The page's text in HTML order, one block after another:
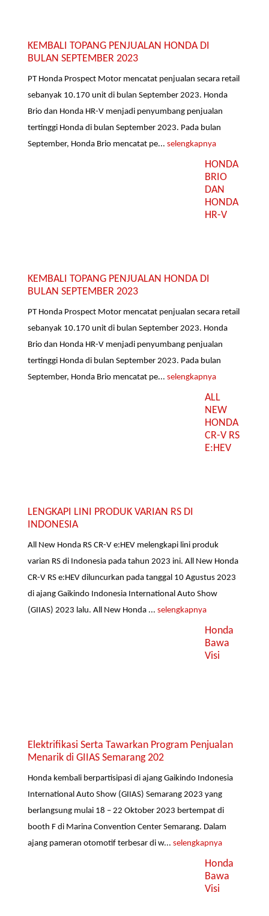
KEMBALI TOPANG PENJUALAN HONDA DI
BULAN SEPTEMBER 2023
PT Honda Prospect Motor mencatat penjualan secara retail
sebanyak 10.170 unit di bulan September 2023. Honda
Brio dan Honda HR-V menjadi penyumbang penjualan
tertinggi Honda di bulan September 2023. Pada bulan
September, Honda Brio mencatat pe...selengkapnya
HONDA
BRIO
DAN
HONDA
HR-V
KEMBALI TOPANG PENJUALAN HONDA DI
BULAN SEPTEMBER 2023
PT Honda Prospect Motor mencatat penjualan secara retail
sebanyak 10.170 unit di bulan September 2023. Honda
Brio dan Honda HR-V menjadi penyumbang penjualan
tertinggi Honda di bulan September 2023. Pada bulan
September, Honda Brio mencatat pe...selengkapnya
ALL
NEW
HONDA
CR-V RS
E:HEV
LENGKAPI LINI PRODUK VARIAN RS DI
INDONESIA
All New Honda RS CR-V e:HEV melengkapi lini produk
varian RS di Indonesia pada tahun 2023 ini. All New Honda
CR-V RS e:HEV diluncurkan pada tanggal 10 Agustus 2023
di ajang Gaikindo Indonesia International Auto Show
(GIIAS) 2023 lalu. All New Honda ...selengkapnya
Honda
Bawa
Visi
Elektrifikasi Serta Tawarkan Program Penjualan
Menarik di GIIAS Semarang 202
Honda kembali berpartisipasi di ajang Gaikindo Indonesia
International Auto Show (GIIAS) Semarang 2023 yang
berlangsung mulai 18 – 22 Oktober 2023 bertempat di
booth F di Marina Convention Center Semarang. Dalam
ajang pameran otomotif terbesar di w...selengkapnya
Honda
Bawa
Visi